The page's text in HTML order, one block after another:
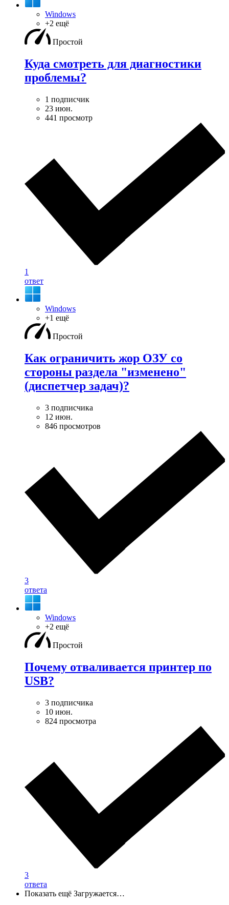
Windows
+2 ещё
Простой
Куда смотреть для диагностики
проблемы?
1 подписчик
23 июн.
441 просмотр
1
ответ
Windows
+1 ещё
Простой
Как ограничить жор ОЗУ со
стороны раздела "изменено"
(диспетчер задач)?
3 подписчика
12 июн.
846 просмотров
3
ответа
Windows
+2 ещё
Простой
Почему отваливается принтер по
USB?
3 подписчика
10 июн.
824 просмотра
3
ответа
Показать ещё Загружается…